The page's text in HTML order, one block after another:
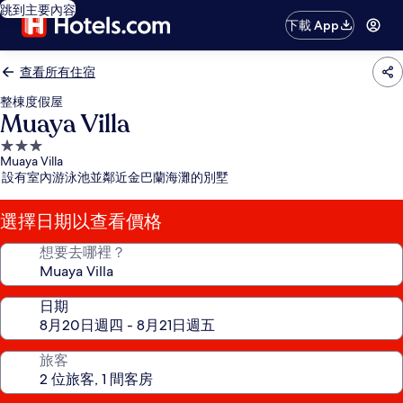
跳到主要內容
下載 App
查看所有住宿
整棟度假屋
Muaya Villa
3.0
星
級
住
宿
Muaya Villa
設有室內游泳池並鄰近金巴蘭海灘的別墅
選擇日期以查看價格
想要去哪裡？
日期
旅客